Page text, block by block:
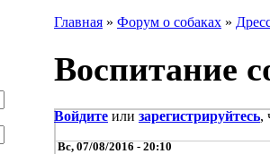
Главная » Форум о собаках »
Воспитание
Войдите или зарегистрируйтесь,
Вс, 07/08/2016 - 20:10